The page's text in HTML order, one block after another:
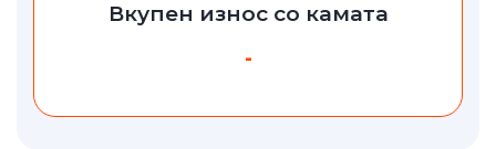
Вкупен износ со камата
-